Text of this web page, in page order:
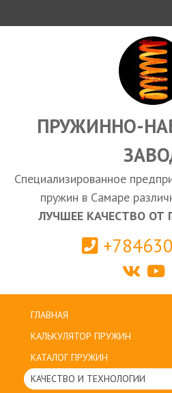
КАЛЬКУЛЯТОР
Самара
ПРУЖИННО-
Специализированное
пружин в Самаре
ЛУЧШЕЕ КАЧЕСТВО ОТ
ГЛАВНАЯ
КАЛЬКУЛЯТОР ПРУЖИН
КАТАЛОГ ПРУЖИН
КАЧЕСТВО И ТЕХНОЛОГИИ